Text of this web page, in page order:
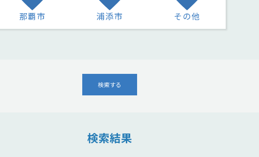
那覇市 浦添市 その他
検索する
検索結果